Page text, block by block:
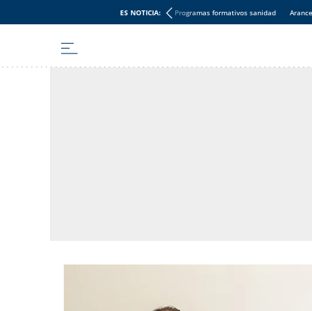
ES NOTICIA: Programas formativos sanidad